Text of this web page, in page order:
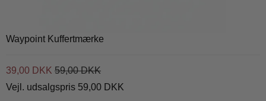
Waypoint Kuffertmærke
39,00 DKK 59,00 DKK
Vejl. udsalgspris 59,00 DKK